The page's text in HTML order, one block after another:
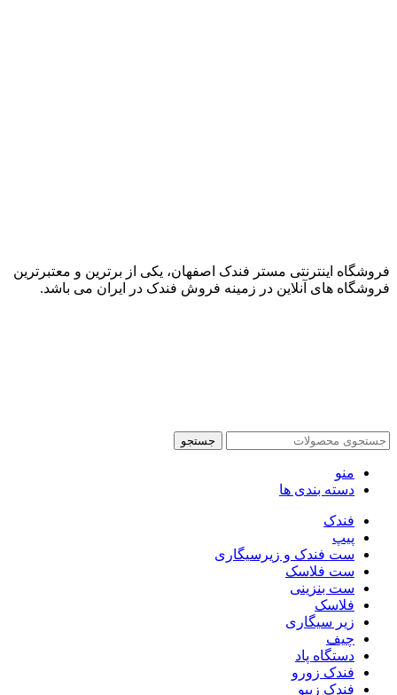
فروشگاه اینترنتی مستر فندک اصفهان، یکی از برترین و معتبرترین
فروشگاه های آنلاین در زمینه فروش فندک در ایران می باشد.
جستجو
منو
دسته بندی ها
فندک
پیپ
ست فندک و زیرسیگاری
ست فلاسک
ست بنزینی
فلاسک
زیر سیگاری
چیف
دستگاه پاد
فندک زورو
فندک زیپو